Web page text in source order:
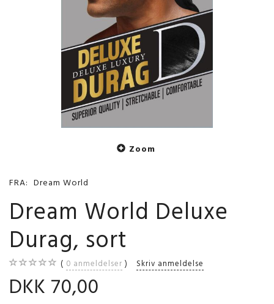
Zoom
FRA: Dream World
Dream World Deluxe
Durag, sort
0 anmeldelser Skriv anmeldelse
DKK 70,00